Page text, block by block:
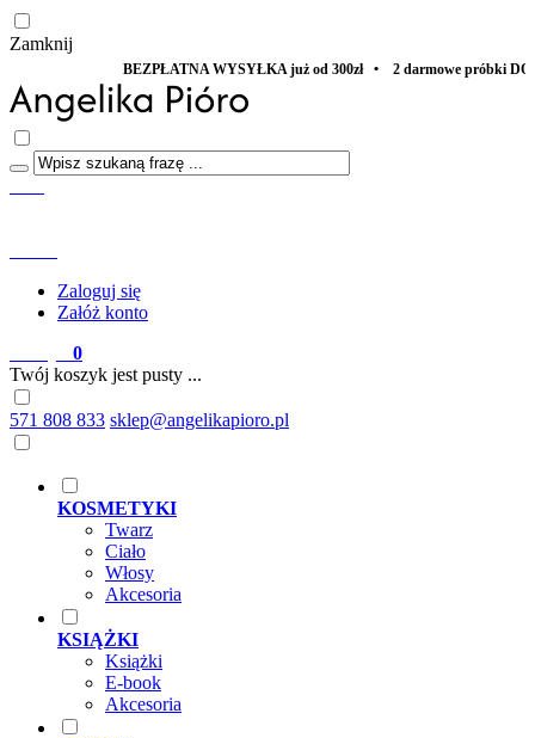
Zamknij
BEZPŁATNA WYSYŁKA już od 300zł • 2 darmowe próbki DO
Zaloguj się
Załóż konto
0
Twój koszyk jest pusty ...
571 808 833 sklep@angelikapioro.pl
KOSMETYKI
Twarz
Ciało
Włosy
Akcesoria
KSIĄŻKI
Książki
E-book
Akcesoria